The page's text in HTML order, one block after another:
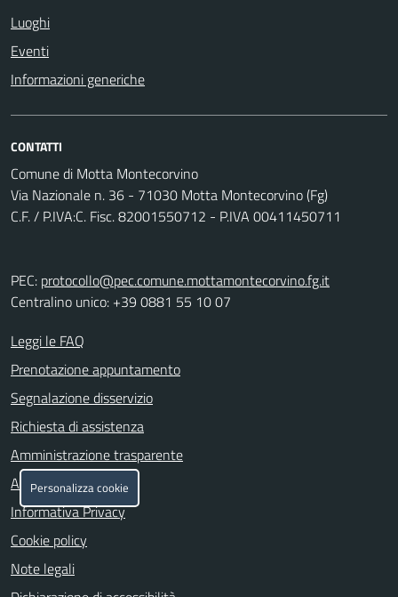
Luoghi
Eventi
Informazioni generiche
CONTATTI
Comune di Motta Montecorvino
Via Nazionale n. 36 - 71030 Motta Montecorvino (Fg)
C.F. / P.IVA:C. Fisc. 82001550712 - P.IVA 00411450711
PEC: protocollo@pec.comune.mottamontecorvino.fg.it
Centralino unico: +39 0881 55 10 07
Leggi le FAQ
Prenotazione appuntamento
Segnalazione disservizio
Richiesta di assistenza
Amministrazione trasparente
Albo pretorio
Informativa Privacy
Cookie policy
Note legali
Personalizza cookie